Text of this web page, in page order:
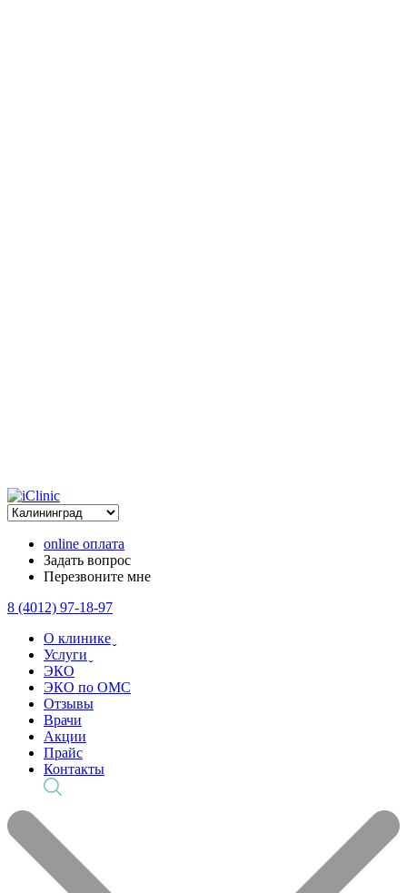
online оплата
Задать вопрос
Перезвоните мне
8 (4012) 97-18-97
О клинике ̬
Услуги ̬
ЭКО
ЭКО по ОМС
Отзывы
Врачи
Акции
Прайс
Контакты